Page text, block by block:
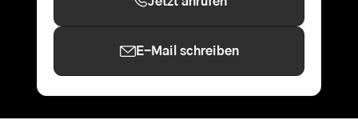
E-Mail schreiben